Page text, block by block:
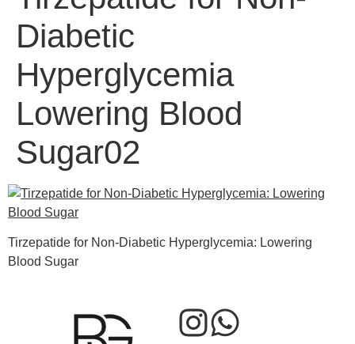
Diabetic
Hyperglycemia
Lowering Blood
Sugar02
Tirzepatide for Non-Diabetic Hyperglycemia: Lowering
Blood Sugar